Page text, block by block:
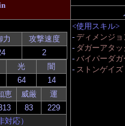
力 攻撃速度
光 闇
恵 威厳 運
応）
<使用スキル>
- ディメンジ
- ダガーアタッ
- バイパーダガ
- ストンゲイズ